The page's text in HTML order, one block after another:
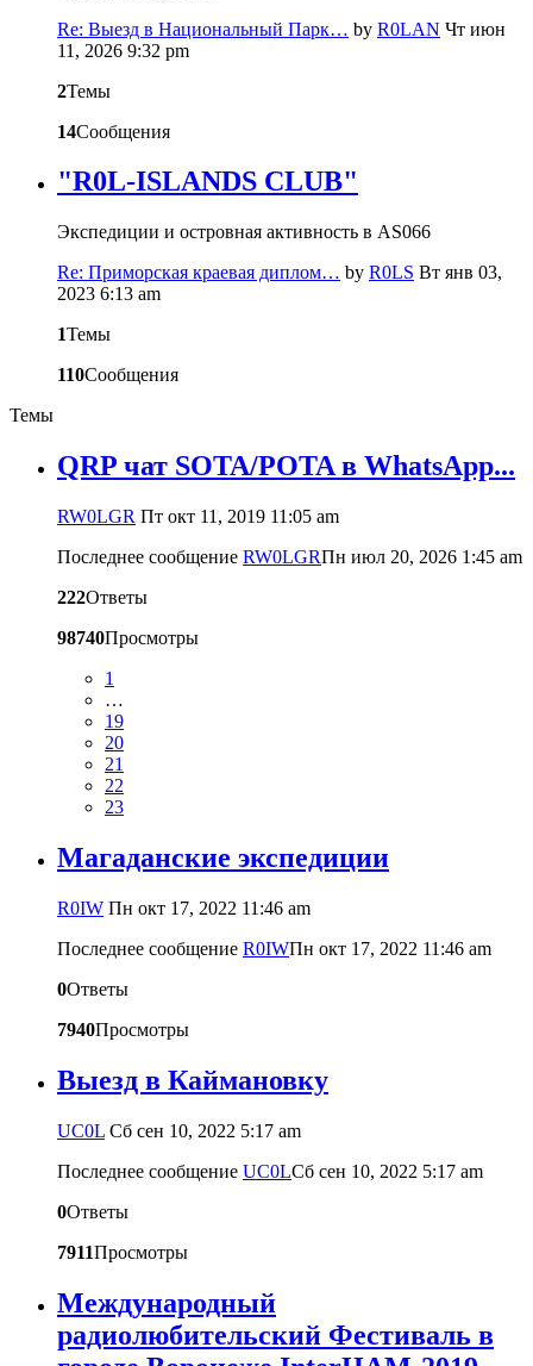
Re: Выезд в Национальный Парк… by R0LAN Чт июн
11, 2026 9:32 pm
2Темы
14Сообщения
"R0L-ISLANDS CLUB"
Экспедиции и островная активность в AS066
Re: Приморская краевая диплом… by R0LS Вт янв 03,
2023 6:13 am
1Темы
110Сообщения
Темы
QRP чат SOTA/POTA в WhatsApp...
RW0LGR Пт окт 11, 2019 11:05 am
Последнее сообщение RW0LGRПн июл 20, 2026 1:45 am
222Ответы
98740Просмотры
1
…
19
20
21
22
23
Магаданские экспедиции
R0IW Пн окт 17, 2022 11:46 am
Последнее сообщение R0IWПн окт 17, 2022 11:46 am
0Ответы
7940Просмотры
Выезд в Каймановку
UC0L Сб сен 10, 2022 5:17 am
Последнее сообщение UC0LСб сен 10, 2022 5:17 am
0Ответы
7911Просмотры
Международный
радиолюбительский Фестиваль в